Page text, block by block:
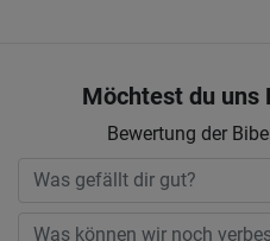
Möchtest du uns
Bewertung der